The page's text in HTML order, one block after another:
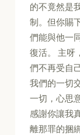
的不竟然是
制。但你賜
們能與他一
復活。 主呀
們不再受自
我們的一切
一切，心思
感謝你讓我
離那罪的捆